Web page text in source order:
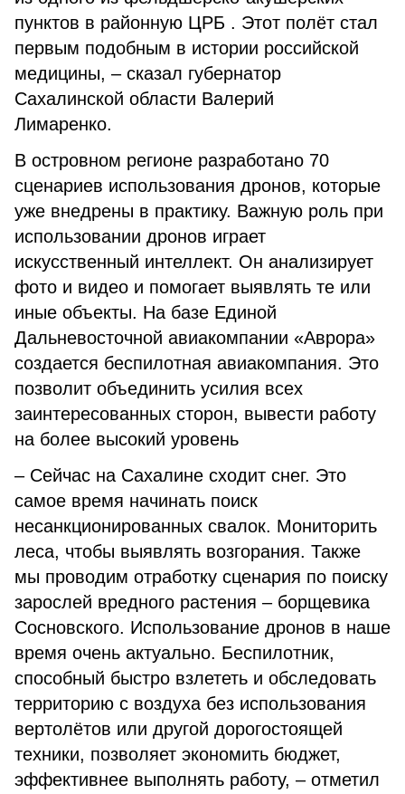
пунктов в районную ЦРБ . Этот полёт стал
первым подобным в истории российской
медицины, – сказал губернатор
Сахалинской области Валерий
Лимаренко.
В островном регионе разработано 70
сценариев использования дронов, которые
уже внедрены в практику. Важную роль при
использовании дронов играет
искусственный интеллект. Он анализирует
фото и видео и помогает выявлять те или
иные объекты. На базе Единой
Дальневосточной авиакомпании «Аврора»
создается беспилотная авиакомпания. Это
позволит объединить усилия всех
заинтересованных сторон, вывести работу
на более высокий уровень
– Сейчас на Сахалине сходит снег. Это
самое время начинать поиск
несанкционированных свалок. Мониторить
леса, чтобы выявлять возгорания. Также
мы проводим отработку сценария по поиску
зарослей вредного растения – борщевика
Сосновского. Использование дронов в наше
время очень актуально. Беспилотник,
способный быстро взлететь и обследовать
территорию с воздуха без использования
вертолётов или другой дорогостоящей
техники, позволяет экономить бюджет,
эффективнее выполнять работу, – отметил